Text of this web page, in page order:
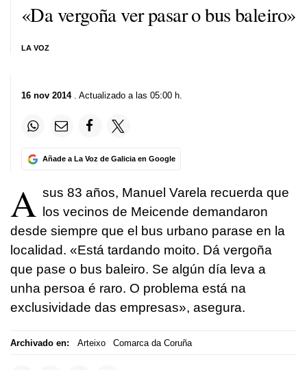
«Da vergoña ver pasar o bus baleiro»
LA VOZ
16 nov 2014. Actualizado a las 05:00 h.
Añade a La Voz de Galicia en Google
A sus 83 años, Manuel Varela recuerda que
los vecinos de Meicende demandaron
desde siempre que el bus urbano parase en la
localidad. «Está tardando moito. Dá vergoña
que pase o bus baleiro. Se algún día leva a
unha persoa é raro. O problema está na
exclusividade das empresas», asegura.
Archivado en: Arteixo Comarca da Coruña